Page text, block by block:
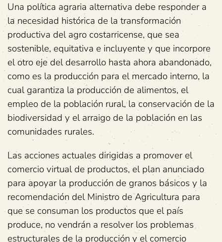
Una política agraria alternativa debe responder a
la necesidad histórica de la transformación
productiva del agro costarricense, que sea
sostenible, equitativa e incluyente y que incorpore
el otro eje del desarrollo hasta ahora abandonado,
como es la producción para el mercado interno, la
cual garantiza la producción de alimentos, el
empleo de la población rural, la conservación de la
biodiversidad y el arraigo de la población en las
comunidades rurales.
Las acciones actuales dirigidas a promover el
comercio virtual de productos, el plan anunciado
para apoyar la producción de granos básicos y la
recomendación del Ministro de Agricultura para
que se consuman los productos que el país
produce, no vendrán a resolver los problemas
estructurales de la producción y el comercio